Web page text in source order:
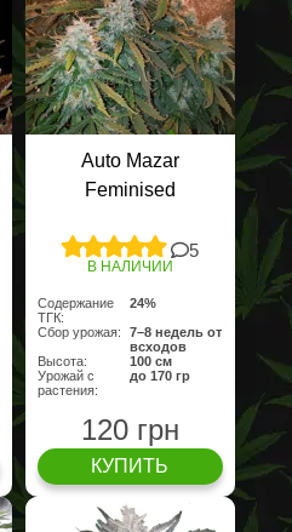
Auto Mazar
Feminised
5
В НАЛИЧИИ
Содержание
ТГК:
24%
Сбор урожая:
7–8 недель от
всходов
Высота:
100 cм
Урожай с
растения:
до 170 гр
120 грн
КУПИТЬ